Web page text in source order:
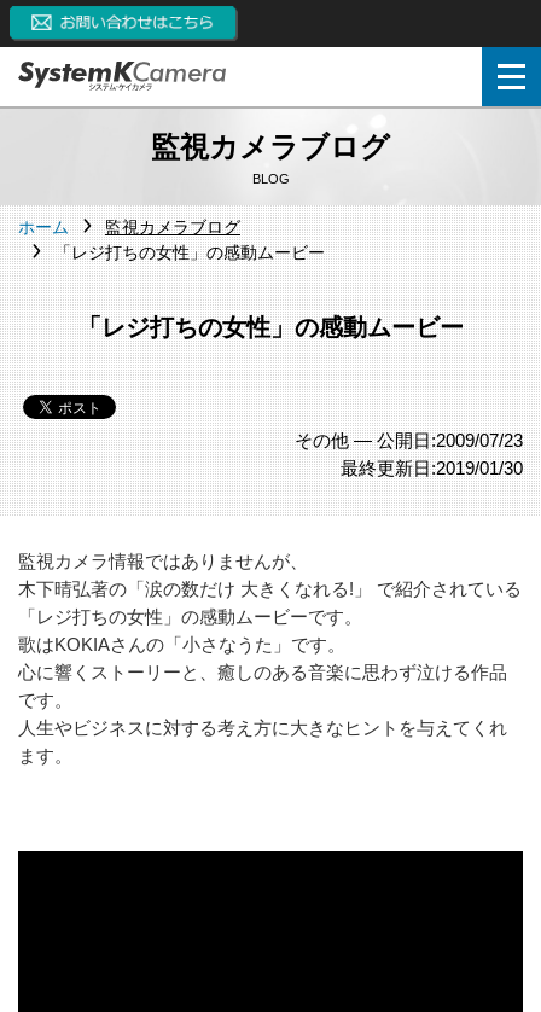
監視カメラブログ
BLOG
ホーム
監視カメラブログ
「レジ打ちの女性」の感動ムービー
「レジ打ちの女性」の感動ムービー
その他 —公開日:2009/07/23
最終更新日:2019/01/30
監視カメラ情報ではありませんが、
木下晴弘著の「涙の数だけ 大きくなれる!」 で紹介されている
「レジ打ちの女性」の感動ムービーです。
歌はKOKIAさんの「小さなうた」です。
心に響くストーリーと、癒しのある音楽に思わず泣ける作品
です。
人生やビジネスに対する考え方に大きなヒントを与えてくれ
ます。